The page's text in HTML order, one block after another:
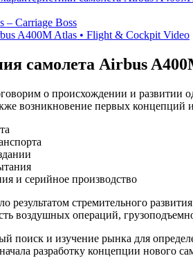
– Carriage Boss
A400M Atlas • Flight & Cockpit Video
самолета Airbus
о происхождении и развитии
возникновение первых концепций
и серийное производство
результатом стремительного
воздушных операций,
поиск и изучение рынка для
разработку концепции нового